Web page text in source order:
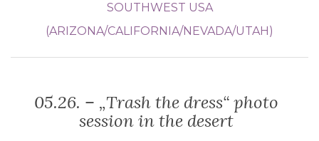
SOUTHWEST USA
(ARIZONA/CALIFORNIA/NEVADA/UTAH)
05.26. – „Trash the dress“ photo
session in the desert